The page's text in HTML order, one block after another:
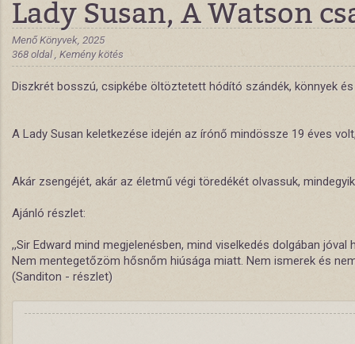
Lady Susan, A Watson
Menő Könyvek, 2025
368 oldal , Kemény kötés
Diszkrét bosszú, csipkébe öltöztetett hódító szándék, könnyek
A Lady Susan keletkezése idején az írónő mindössze 19 éves
Akár zsengéjét, akár az életmű végi töredékét olvassuk,
Ajánló részlet:
,,Sir Edward mind megjelenésben, mind viselkedés dolgában
Nem mentegetőzöm hősnőm hiúsága miatt. Nem ismerek és
(Sanditon - részlet)